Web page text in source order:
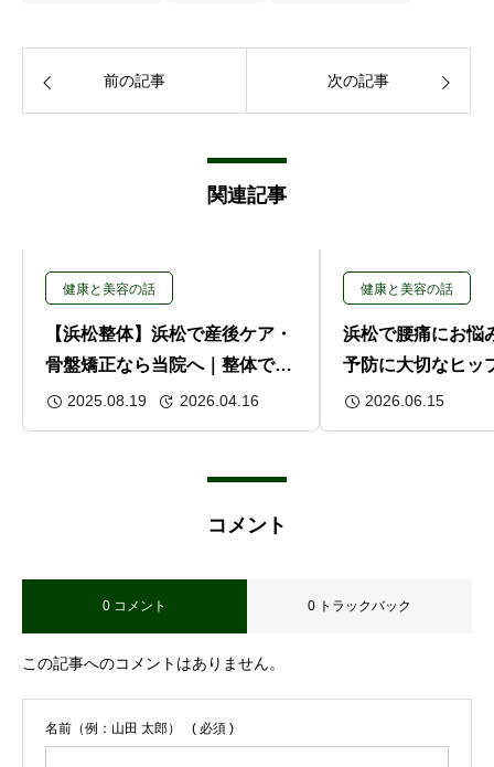
前の記事 次の記事
関連記事
健康と美容の話
【浜松整体】浜松で産後ケア・
骨盤矯正なら当院へ｜整体で心
と体をサポート
2025.08.19 2026.04.16
健康と美容の話
浜松で腰痛にお悩
予防に大切なヒッ
関節の使い方）を
2026.06.15
コメント
0 コメント 0 トラックバック
この記事へのコメントはありません。
名前（例：山田 太郎） ( 必須 )